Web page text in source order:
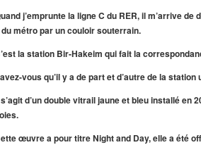
j’emprunte la ligne C du RER, il m’arrive
métro par un couloir souterrain.
la station Bir-Hakeim qui fait la
vous qu’il y a de part et d’autre de la
d’un double vitrail jaune et bleu installé
œuvre a pour titre Night and Day, elle a été